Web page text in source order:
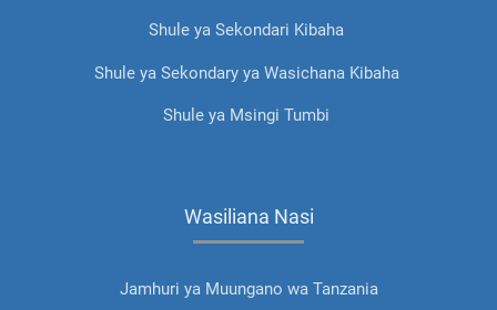
Shule ya Sekondari Kibaha
Shule ya Sekondary ya Wasichana Kibaha
Shule ya Msingi Tumbi
Wasiliana Nasi
Jamhuri ya Muungano wa Tanzania